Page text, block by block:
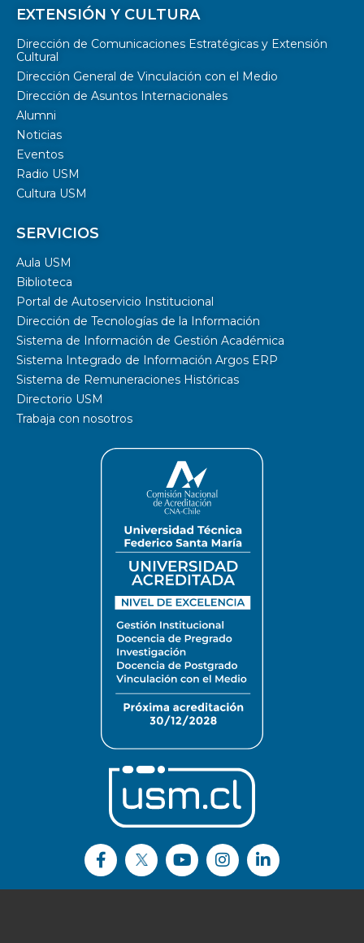
EXTENSIÓN Y CULTURA
Dirección de Comunicaciones Estratégicas y Extensión
Cultural
Dirección General de Vinculación con el Medio
Dirección de Asuntos Internacionales
Alumni
Noticias
Eventos
Radio USM
Cultura USM
SERVICIOS
Aula USM
Biblioteca
Portal de Autoservicio Institucional
Dirección de Tecnologías de la Información
Sistema de Información de Gestión Académica
Sistema Integrado de Información Argos ERP
Sistema de Remuneraciones Históricas
Directorio USM
Trabaja con nosotros